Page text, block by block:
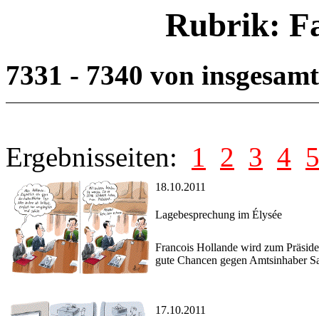
Rubrik:
7331 - 7340 von
Ergebnisseiten: 1 2 3 4 5
18.10.2011
Lagebesprechung im Élysée
Francois Hollande wird zum
gute Chancen gegen Amtsinhaber
17.10.2011